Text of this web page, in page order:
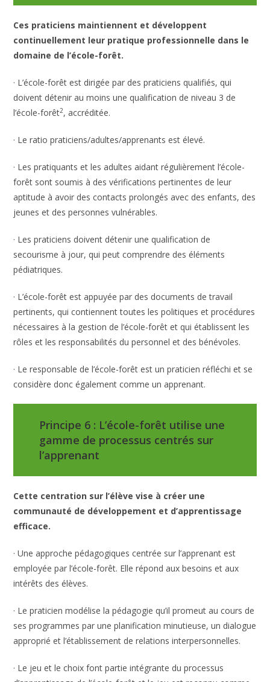
Ces praticiens maintiennent et développent
continuellement leur pratique professionnelle dans le
domaine de l’école-forêt.
· L’école-forêt est dirigée par des praticiens qualifiés, qui
doivent détenir au moins une qualification de niveau 3 de
l’école-forêt2, accréditée.
· Le ratio praticiens/adultes/apprenants est élevé.
· Les pratiquants et les adultes aidant régulièrement l’école-
forêt sont soumis à des vérifications pertinentes de leur
aptitude à avoir des contacts prolongés avec des enfants, des
jeunes et des personnes vulnérables.
· Les praticiens doivent détenir une qualification de
secourisme à jour, qui peut comprendre des éléments
pédiatriques.
· L’école-forêt est appuyée par des documents de travail
pertinents, qui contiennent toutes les politiques et procédures
nécessaires à la gestion de l’école-forêt et qui établissent les
rôles et les responsabilités du personnel et des bénévoles.
· Le responsable de l’école-forêt est un praticien réfléchi et se
considère donc également comme un apprenant.
Principe 6 : L’école-forêt utilise une
gamme de processus centrés sur
l’apprenant
Cette centration sur l’élève vise à créer une
communauté de développement et d’apprentissage
efficace.
· Une approche pédagogiques centrée sur l’apprenant est
employée par l’école-forêt. Elle répond aux besoins et aux
intérêts des élèves.
· Le praticien modélise la pédagogie qu’il promeut au cours de
ses programmes par une planification minutieuse, un dialogue
approprié et l’établissement de relations interpersonnelles.
· Le jeu et le choix font partie intégrante du processus